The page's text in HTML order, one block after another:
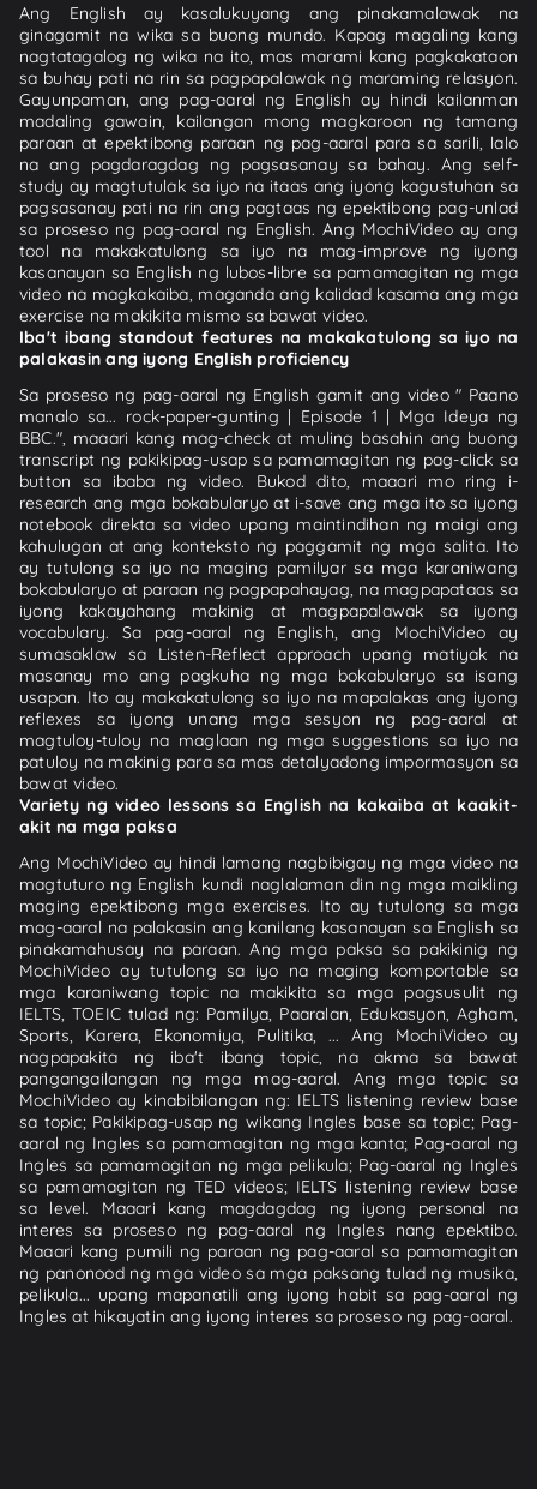
Ang English ay kasalukuyang ang pinakamalawak na
ginagamit na wika sa buong mundo. Kapag magaling kang
nagtatagalog ng wika na ito, mas marami kang pagkakataon
sa buhay pati na rin sa pagpapalawak ng maraming relasyon.
Gayunpaman, ang pag-aaral ng English ay hindi kailanman
madaling gawain, kailangan mong magkaroon ng tamang
paraan at epektibong paraan ng pag-aaral para sa sarili, lalo
na ang pagdaragdag ng pagsasanay sa bahay. Ang self-
study ay magtutulak sa iyo na itaas ang iyong kagustuhan sa
pagsasanay pati na rin ang pagtaas ng epektibong pag-unlad
sa proseso ng pag-aaral ng English. Ang MochiVideo ay ang
tool na makakatulong sa iyo na mag-improve ng iyong
kasanayan sa English ng lubos-libre sa pamamagitan ng mga
video na magkakaiba, maganda ang kalidad kasama ang mga
exercise na makikita mismo sa bawat video.
Iba't ibang standout features na makakatulong sa iyo na
palakasin ang iyong English proficiency
Sa proseso ng pag-aaral ng English gamit ang video " Paano
manalo sa... rock-paper-gunting | Episode 1 | Mga Ideya ng
BBC.", maaari kang mag-check at muling basahin ang buong
transcript ng pakikipag-usap sa pamamagitan ng pag-click sa
button sa ibaba ng video. Bukod dito, maaari mo ring i-
research ang mga bokabularyo at i-save ang mga ito sa iyong
notebook direkta sa video upang maintindihan ng maigi ang
kahulugan at ang konteksto ng paggamit ng mga salita. Ito
ay tutulong sa iyo na maging pamilyar sa mga karaniwang
bokabularyo at paraan ng pagpapahayag, na magpapataas sa
iyong kakayahang makinig at magpapalawak sa iyong
vocabulary. Sa pag-aaral ng English, ang MochiVideo ay
sumasaklaw sa Listen-Reflect approach upang matiyak na
masanay mo ang pagkuha ng mga bokabularyo sa isang
usapan. Ito ay makakatulong sa iyo na mapalakas ang iyong
reflexes sa iyong unang mga sesyon ng pag-aaral at
magtuloy-tuloy na maglaan ng mga suggestions sa iyo na
patuloy na makinig para sa mas detalyadong impormasyon sa
bawat video.
Variety ng video lessons sa English na kakaiba at kaakit-
akit na mga paksa
Ang MochiVideo ay hindi lamang nagbibigay ng mga video na
magtuturo ng English kundi naglalaman din ng mga maikling
maging epektibong mga exercises. Ito ay tutulong sa mga
mag-aaral na palakasin ang kanilang kasanayan sa English sa
pinakamahusay na paraan. Ang mga paksa sa pakikinig ng
MochiVideo ay tutulong sa iyo na maging komportable sa
mga karaniwang topic na makikita sa mga pagsusulit ng
IELTS, TOEIC tulad ng: Pamilya, Paaralan, Edukasyon, Agham,
Sports, Karera, Ekonomiya, Pulitika, ... Ang MochiVideo ay
nagpapakita ng iba't ibang topic, na akma sa bawat
pangangailangan ng mga mag-aaral. Ang mga topic sa
MochiVideo ay kinabibilangan ng: IELTS listening review base
sa topic; Pakikipag-usap ng wikang Ingles base sa topic; Pag-
aaral ng Ingles sa pamamagitan ng mga kanta; Pag-aaral ng
Ingles sa pamamagitan ng mga pelikula; Pag-aaral ng Ingles
sa pamamagitan ng TED videos; IELTS listening review base
sa level. Maaari kang magdagdag ng iyong personal na
interes sa proseso ng pag-aaral ng Ingles nang epektibo.
Maaari kang pumili ng paraan ng pag-aaral sa pamamagitan
ng panonood ng mga video sa mga paksang tulad ng musika,
pelikula... upang mapanatili ang iyong habit sa pag-aaral ng
Ingles at hikayatin ang iyong interes sa proseso ng pag-aaral.